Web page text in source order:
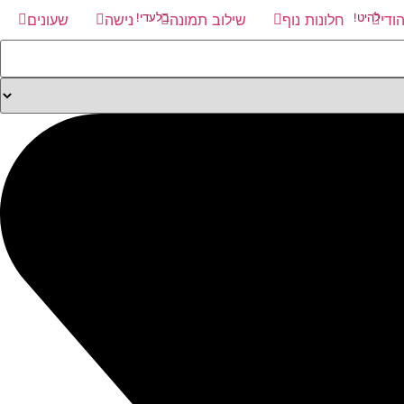
להיט! חלונות נוף שילוב תמונהבלעדי! נישה שעונים